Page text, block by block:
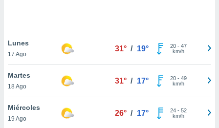
únicos
similares
como
Lunes
17 Ago
31° / 19° 20- 47
km/h
Martes
18 Ago
31° / 17° 20- 49
km/h
Miércoles
19 Ago
26° / 17° 24- 52
km/h